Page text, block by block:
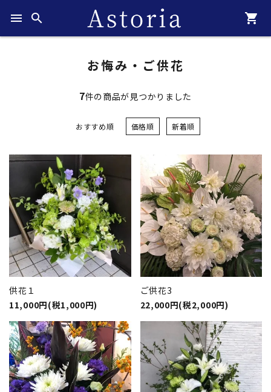
menu search shopping_cart
お悔み・ご供花
7件の商品が見つかりました
おすすめ順 価格順 新着順
供花１
11,000円(税1,000円)
ご供花3
22,000円(税2,000円)